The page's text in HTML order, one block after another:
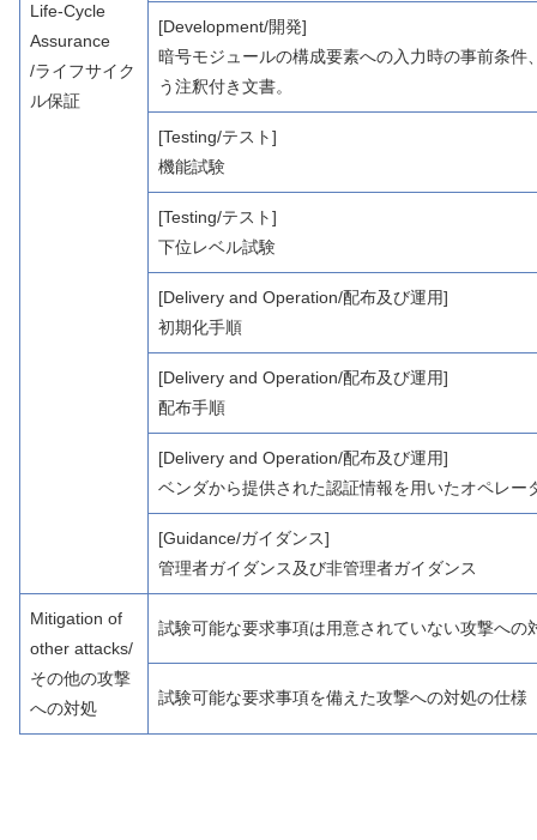
Life-Cycle
Assurance
/ライフサイク
ル保証
[Development/開発]
暗号モジュールの構成要素への入力時の事前条
う注釈付き文書。
[Testing/テスト]
機能試験
[Testing/テスト]
下位レベル試験
[Delivery and Operation/配布及び運用]
初期化手順
[Delivery and Operation/配布及び運用]
配布手順
[Delivery and Operation/配布及び運用]
ベンダから提供された認証情報を用いたオペレー
[Guidance/ガイダンス]
管理者ガイダンス及び非管理者ガイダンス
Mitigation of
other attacks/
その他の攻撃
への対処
試験可能な要求事項は用意されていない攻撃への
試験可能な要求事項を備えた攻撃への対処の仕様